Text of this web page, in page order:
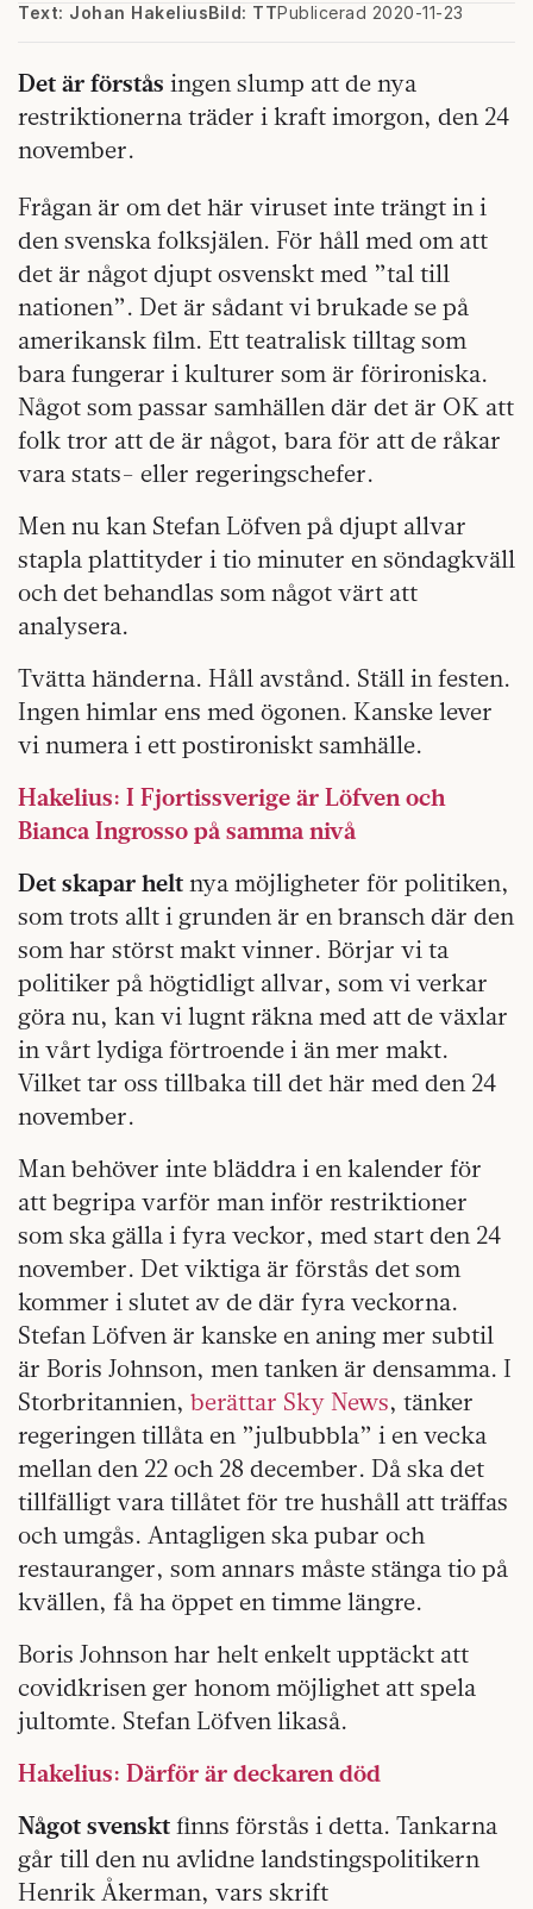
Text: Johan Hakelius Publicerad 2020-11-23
Bild: TT
Det är förstås ingen slump att de nya
restriktionerna träder i kraft imorgon, den 24
november.
Frågan är om det här viruset inte trängt in i
den svenska folksjälen. För håll med om att
det är något djupt osvenskt med ”tal till
nationen”. Det är sådant vi brukade se på
amerikansk film. Ett teatralisk tilltag som
bara fungerar i kulturer som är förironiska.
Något som passar samhällen där det är OK att
folk tror att de är något, bara för att de råkar
vara stats- eller regeringschefer.
Men nu kan Stefan Löfven på djupt allvar
stapla plattityder i tio minuter en söndagkväll
och det behandlas som något värt att
analysera.
Tvätta händerna. Håll avstånd. Ställ in festen.
Ingen himlar ens med ögonen. Kanske lever
vi numera i ett postironiskt samhälle.
Hakelius: I Fjortissverige är Löfven och
Bianca Ingrosso på samma nivå
Det skapar helt nya möjligheter för politiken,
som trots allt i grunden är en bransch där den
som har störst makt vinner. Börjar vi ta
politiker på högtidligt allvar, som vi verkar
göra nu, kan vi lugnt räkna med att de växlar
in vårt lydiga förtroende i än mer makt.
Vilket tar oss tillbaka till det här med den 24
november.
Man behöver inte bläddra i en kalender för
att begripa varför man inför restriktioner
som ska gälla i fyra veckor, med start den 24
november. Det viktiga är förstås det som
kommer i slutet av de där fyra veckorna.
Stefan Löfven är kanske en aning mer subtil
är Boris Johnson, men tanken är densamma. I
Storbritannien, berättar Sky News, tänker
regeringen tillåta en ”julbubbla” i en vecka
mellan den 22 och 28 december. Då ska det
tillfälligt vara tillåtet för tre hushåll att träffas
och umgås. Antagligen ska pubar och
restauranger, som annars måste stänga tio på
kvällen, få ha öppet en timme längre.
Boris Johnson har helt enkelt upptäckt att
covidkrisen ger honom möjlighet att spela
jultomte. Stefan Löfven likaså.
Hakelius: Därför är deckaren död
Något svenskt finns förstås i detta. Tankarna
går till den nu avlidne landstingspolitikern
Henrik Åkerman, vars skrift